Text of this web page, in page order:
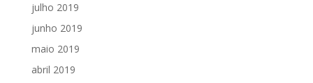
julho 2019
junho 2019
maio 2019
abril 2019